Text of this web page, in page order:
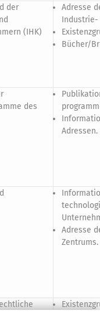
der
(IHK)
Adresse
Industrie-
Bücher/
des
Adressen.
Adresse
Zentrums.